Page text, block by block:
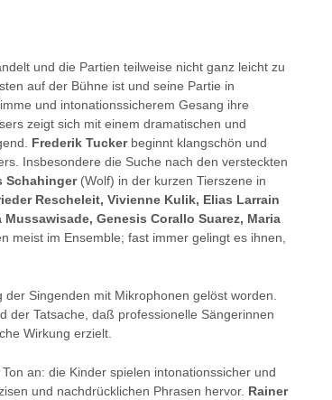
und die Partien teilweise nicht ganz leicht zu
auf der Bühne ist und seine Partie in
und intonationssicherem Gesang ihre
zeigt sich mit einem dramatischen und
Frederik Tuckerbeginnt klangschön und
Insbesondere die Suche nach den versteckten
Schahinger(Wolf) in der kurzen Tierszene in
Rescheleit, Vivienne Kulik, Elias Larrain
Mussawisade, Genesis Corallo Suarez, Maria
meist im Ensemble; fast immer gelingt es ihnen,
Singenden mit Mikrophonen gelöst worden.
der Tatsache, daß professionelle Sängerinnen
Wirkung erzielt.
an: die Kinder spielen intonationssicher und
und nachdrücklichen Phrasen hervor. Rainer